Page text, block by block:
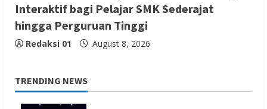
Interaktif bagi Pelajar SMK Sederajat
hingga Perguruan Tinggi
Redaksi 01 August 8, 2026
TRENDING NEWS